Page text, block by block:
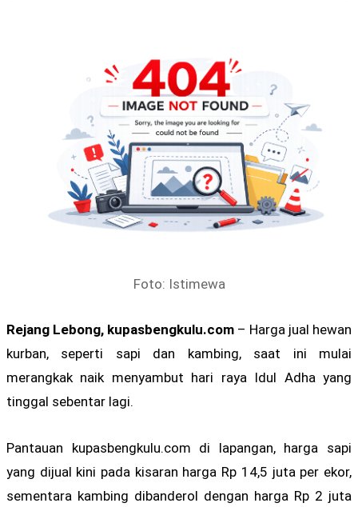
Foto: Istimewa
Rejang Lebong, kupasbengkulu.com – Harga jual hewan
kurban, seperti sapi dan kambing, saat ini mulai
merangkak naik menyambut hari raya Idul Adha yang
tinggal sebentar lagi.
Pantauan kupasbengkulu.com di lapangan, harga sapi
yang dijual kini pada kisaran harga Rp 14,5 juta per ekor,
sementara kambing dibanderol dengan harga Rp 2 juta